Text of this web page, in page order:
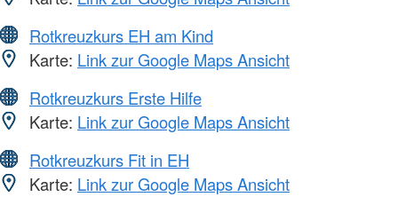
Rotkreuzkurs EH am Kind
Karte: Link zur Google Maps Ansicht
Rotkreuzkurs Erste Hilfe
Karte: Link zur Google Maps Ansicht
Rotkreuzkurs Fit in EH
Karte: Link zur Google Maps Ansicht